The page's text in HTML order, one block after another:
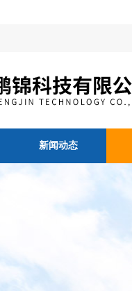
新闻动态